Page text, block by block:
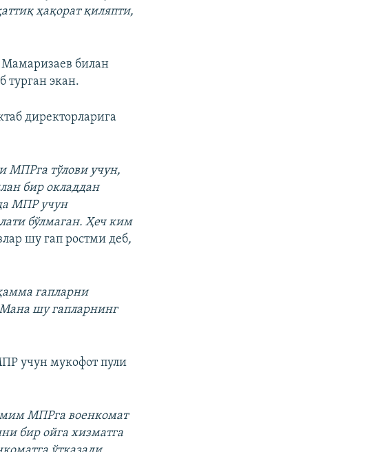
ҳақорат қиляпти,
билан
турган экан.
директорларига
МПРга тўлови учун,
бир окладдан
МПР учун
бўлмаган. Ҳеч ким
шу гап ростми деб,
гапларни
шу гапларнинг
учун мукофот пули
МПРга военкомат
бир ойга хизматга